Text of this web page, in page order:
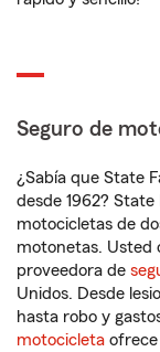
Seguro de
¿Sabía que State
desde 1962?
motocicletas de
motonetas. Usted
proveedora de
Unidos. Desde
hasta robo y
motocicleta ofrece